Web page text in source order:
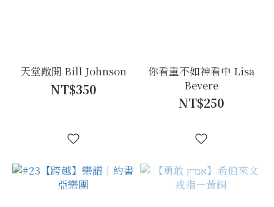
天堂敞開 Bill Johnson
NT$350
你看重不如神看中 Lisa
Bevere
NT$250